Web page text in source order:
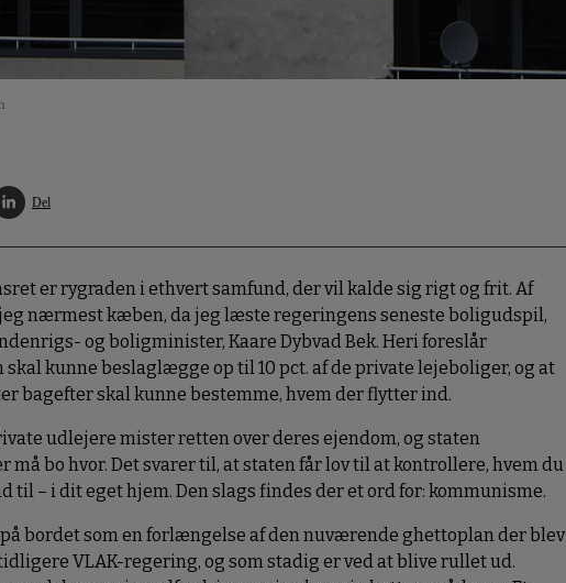
Del
er rygraden i ethvert samfund, der vil kalde sig rigt og frit. Af
nærmest kæben, da jeg læste regeringens seneste boligudspil,
og boligminister, Kaare Dybvad Bek. Heri foreslår
kunne beslaglægge op til 10 pct. af de private lejeboliger, og at
bagefter skal kunne bestemme, hvem der flytter ind.
udlejere mister retten over deres ejendom, og staten
må bo hvor. Det svarer til, at staten får lov til at kontrollere, hvem du
til – i dit eget hjem. Den slags findes der et ord for: kommunisme.
bordet som en forlængelse af den nuværende ghettoplan der blev
VLAK-regering, og som stadig er ved at blive rullet ud.